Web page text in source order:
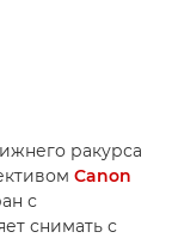
ракурса
Canon
с
снимать с